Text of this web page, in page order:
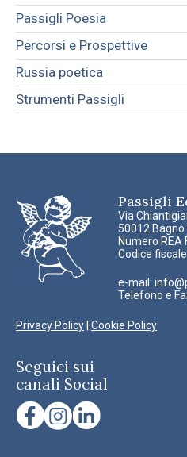
Passigli Poesia
Percorsi e Prospettive
Russia poetica
Strumenti Passigli
Passigli
Via
50012 Bagno
Numero REA
Codice
e-mail:
Telefono e
Privacy Policy Cookie Policy
Seguici sui
canali Social